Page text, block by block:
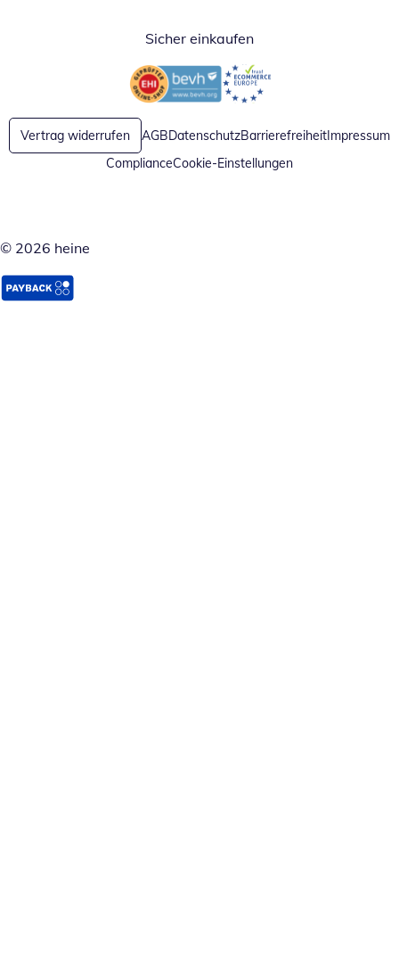
Sicher einkaufen
Öffnet in neuem FensterÖffnet in neuem Fenster
Vertrag widerrufen AGBDatenschutzBarrierefreiheitImpressum
ComplianceCookie-Einstellungen
© 2026 heine